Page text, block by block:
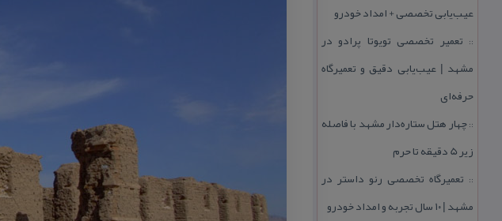
عیب‌یابی تخصصی + امداد خودرو
:: تعمیر تخصصی تویوتا پرادو در
مشهد | عیب‌یابی دقیق و تعمیرگاه
حرفه‌ای
::چهار هتل‌ ستاره‌دار مشهد با فاصله
زیر 5 دقیقه تا حرم
:: تعمیرگاه تخصصی رنو داستر در
مشهد | ۱۰ سال تجربه و امداد خودرو